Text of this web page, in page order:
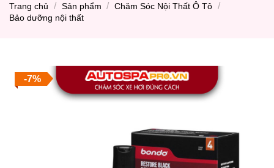
Trang chủ / Sản phẩm / Chăm Sóc Nội Thất Ô Tô /
Bảo dưỡng nội thất
-7%